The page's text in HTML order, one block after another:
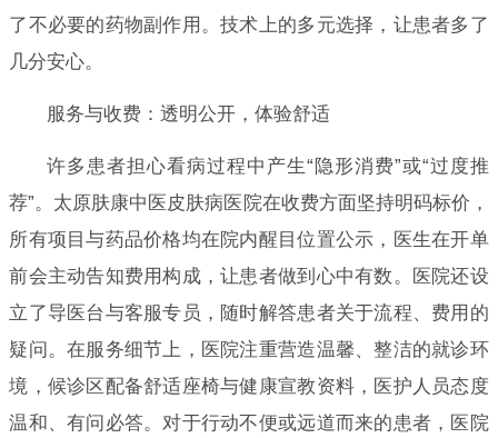
了不必要的药物副作用。技术上的多元选择，让患者多了
几分安心。
服务与收费：透明公开，体验舒适
许多患者担心看病过程中产生“隐形消费”或“过度推
荐”。太原肤康中医皮肤病医院在收费方面坚持明码标价，
所有项目与药品价格均在院内醒目位置公示，医生在开单
前会主动告知费用构成，让患者做到心中有数。医院还设
立了导医台与客服专员，随时解答患者关于流程、费用的
疑问。在服务细节上，医院注重营造温馨、整洁的就诊环
境，候诊区配备舒适座椅与健康宣教资料，医护人员态度
温和、有问必答。对于行动不便或远道而来的患者，医院